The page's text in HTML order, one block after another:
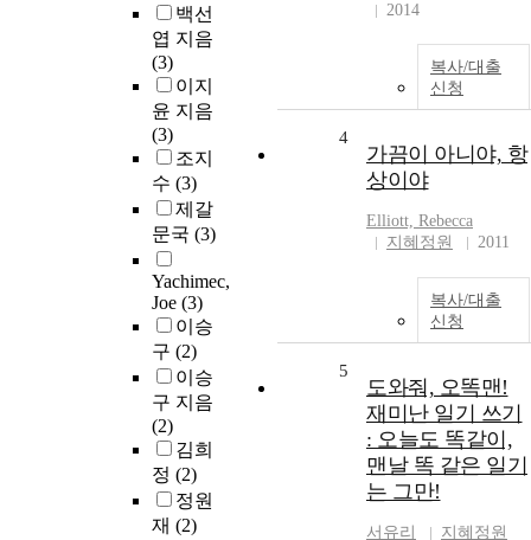
백선
엽 지음
(3)
이지
윤 지음
(3)
조지
수 (3)
제갈
문국 (3)
Yachimec,
Joe (3)
이승
구 (2)
이승
구 지음
(2)
김희
정 (2)
정원
재 (2)
2014
복사/대출
신청
4
가끔이 아니야, 항
상이야
Elliott, Rebecca
지혜정원
2011
복사/대출
신청
5
도와줘, 오똑맨!
재미난 일기 쓰기
: 오늘도 똑같이,
맨날 똑 같은 일기
는 그만!
서유리 지혜정원